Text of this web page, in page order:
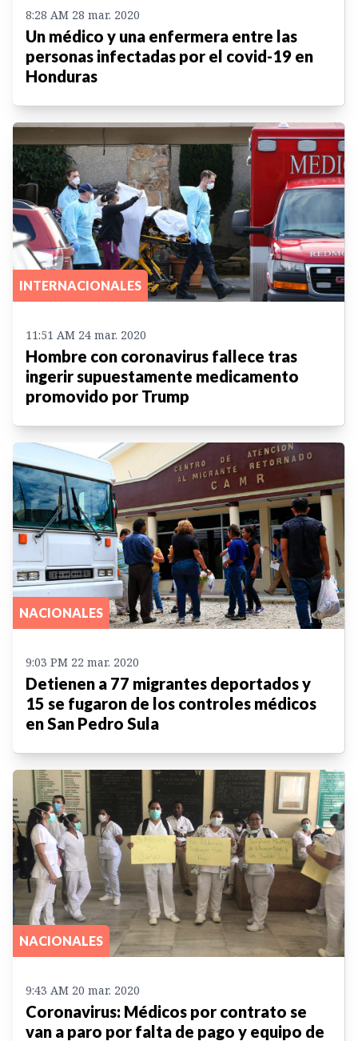
8:28 AM 28 mar. 2020
Un médico y una enfermera entre las
personas infectadas por el covid-19 en
Honduras
INTERNACIONALES
11:51 AM 24 mar. 2020
Hombre con coronavirus fallece tras
ingerir supuestamente medicamento
promovido por Trump
NACIONALES
9:03 PM 22 mar. 2020
Detienen a 77 migrantes deportados y
15 se fugaron de los controles médicos
en San Pedro Sula
NACIONALES
9:43 AM 20 mar. 2020
Coronavirus: Médicos por contrato se
van a paro por falta de pago y equipo de